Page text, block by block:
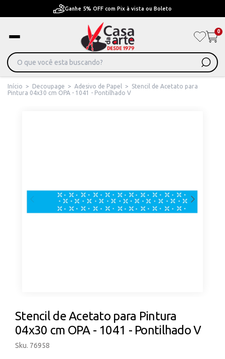
Pague em Até 6x sem juros ou ate 12x com juros
0
Início > Decoupage > Adesivo de Papel >
Stencil de Acetato para
Pintura 04x30 cm OPA - 1041 - Pontilhado V
Stencil de Acetato para Pintura
04x30 cm OPA - 1041 - Pontilhado V
Sku. 76958